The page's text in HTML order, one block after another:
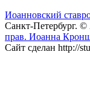
Иоанновский
Санкт-Петербург. ©
прав. Иоанна
Сайт сделан http://